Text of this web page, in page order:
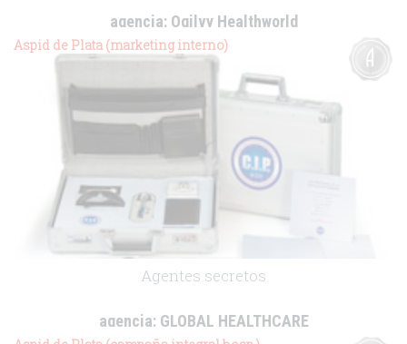
agencia:Ogilvy Healthworld
cliente:PharmaMar
Aspid de Plata (marketing interno)
Agentes secretos
agencia:GLOBAL HEALTHCARE